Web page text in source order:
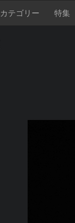
カテゴリー 特集